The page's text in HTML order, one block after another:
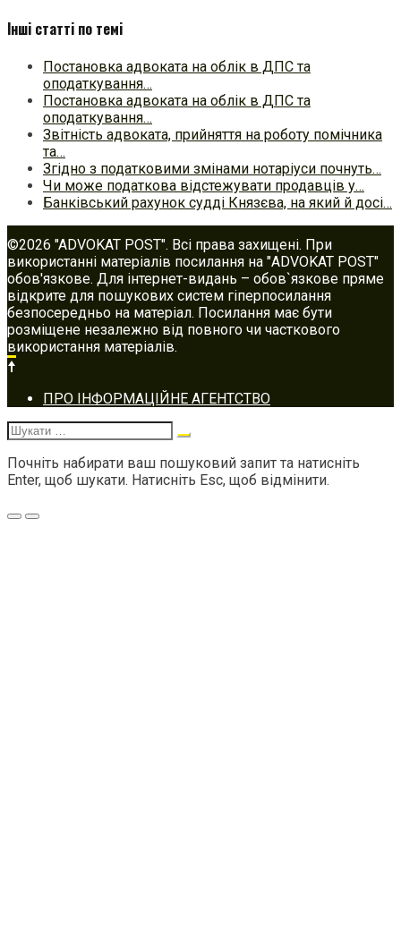
Інші статті по темі
Постановка адвоката на облік в ДПС та
оподаткування…
Постановка адвоката на облік в ДПС та
оподаткування…
Звітність адвоката, прийняття на роботу помічника
та…
Згідно з податковими змінами нотаріуси почнуть…
Чи може податкова відстежувати продавців у…
Банківський рахунок судді Князєва, на який й досі…
©2026 "ADVOKAT POST". Всі права захищені. При
використанні матеріалів посилання на "ADVOKAT POST"
обов'язкове. Для інтернет-видань – обов`язкове пряме
відкрите для пошукових систем гіперпосилання
безпосередньо на матеріал. Посилання має бути
розміщене незалежно від повного чи часткового
використання матеріалів.
Footer
navigation
ПРО ІНФОРМАЦІЙНЕ АГЕНТСТВО
Шукати:
Почніть набирати ваш пошуковий запит та натисніть
Enter, щоб шукати. Натисніть Esc, щоб відмінити.
Меню